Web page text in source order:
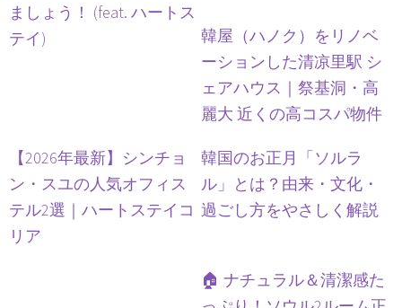
ましょう！ (feat. ハートス
テイ)
韓屋（ハノク）をリノベ
ーションした清凉里駅 シ
ェアハウス｜祭基洞・高
麗大 近くの高コスパ物件
【2026年最新】シンチョ
ン・スユの人気オフィス
テル2選｜ハートステイコ
リア
韓国のお正月「ソルラ
ル」とは？由来・文化・
過ごし方をやさしく解説
🏠 ナチュラル＆清潔感た